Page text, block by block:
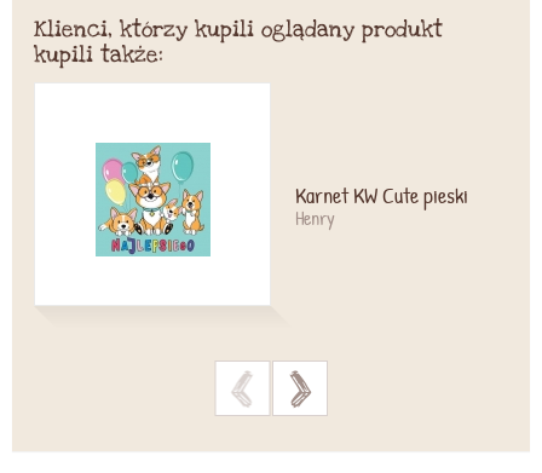
Klienci, którzy kupili oglądany produkt
kupili także:
Karnet KW Cute pieski
Henry
> >